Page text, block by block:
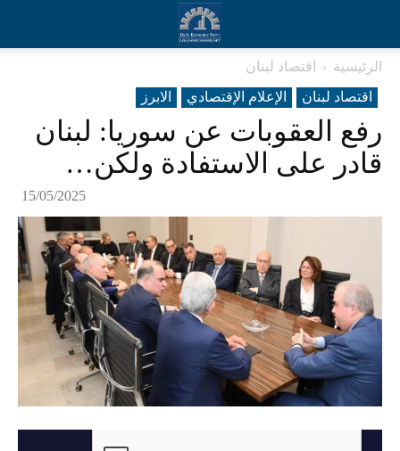
الرئيسية
اقتصاد لبنان
اقتصاد لبنان
الإعلام الإقتصادي الابرز
رفع العقوبات عن سوريا: لبنان
قادر على الاستفادة ولكن…
15/05/2025